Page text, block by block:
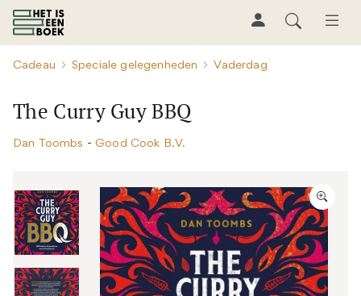
Cadeau Speciale gelegenheden Vaderdag
The Curry Guy BBQ
Dan Toombs - Good Cook B.V.